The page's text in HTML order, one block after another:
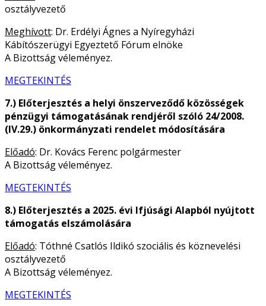
osztályvezető
Meghívott: Dr. Erdélyi Ágnes a Nyíregyházi
Kábítószerügyi Egyeztető Fórum elnöke
A Bizottság véleményez.
MEGTEKINTÉS
7.) Előterjesztés a helyi önszerveződő közösségek
pénzügyi támogatásának rendjéről szóló 24/2008.
(IV.29.) önkormányzati rendelet módosítására
Előadó: Dr. Kovács Ferenc polgármester
A Bizottság véleményez.
MEGTEKINTÉS
8.) Előterjesztés a 2025. évi Ifjúsági Alapból nyújtott
támogatás elszámolására
Előadó: Tóthné Csatlós Ildikó szociális és köznevelési
osztályvezető
A Bizottság véleményez.
MEGTEKINTÉS